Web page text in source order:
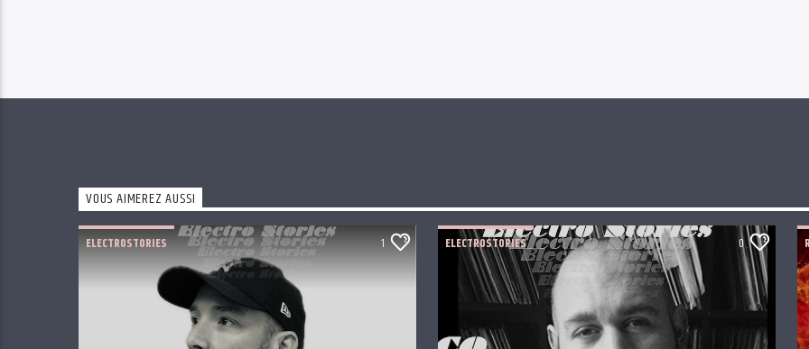
VOUS AIMEREZ AUSSI
ELECTROSTORIES 1 ELECTROSTORIES 0